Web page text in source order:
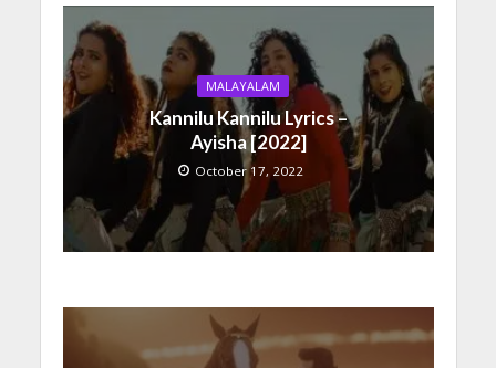
MALAYALAM
Kannilu Kannilu Lyrics –
Ayisha [2022]
October 17, 2022